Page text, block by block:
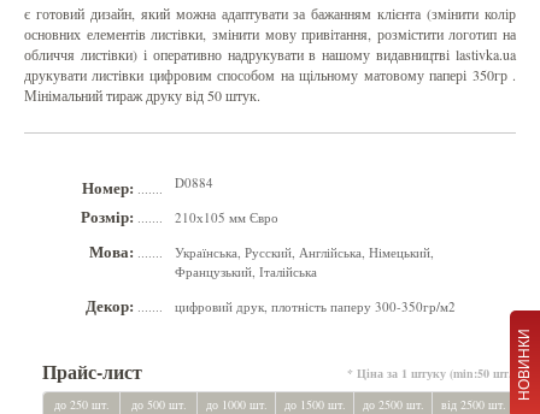
НОВИНКИ
є готовий дизайн, який можна адаптувати за бажанням клієнта (змінити колір
основних елементів листівки, змінити мову привітання, розмістити логотип на
обличчя листівки) і оперативно надрукувати в нашому видавництві lastivka.ua
друкувати листівки цифровим способом на щільному матовому папері 350гр .
Мінімальний тираж друку від 50 штук.
Номер: D0884
Розмір: 210х105 мм Євро
Мова:
Українська, Русский, Англійська, Німецький,
Французький, Італійська
Декор: цифровий друк, плотність паперу 300-350гр/м2
Прайс-лист
* Ціна за 1 штуку (min:50 шт.)
до 250 шт.
до 500 шт. до 1000 шт. до 1500 шт. до 2500 шт. від 2500 шт.